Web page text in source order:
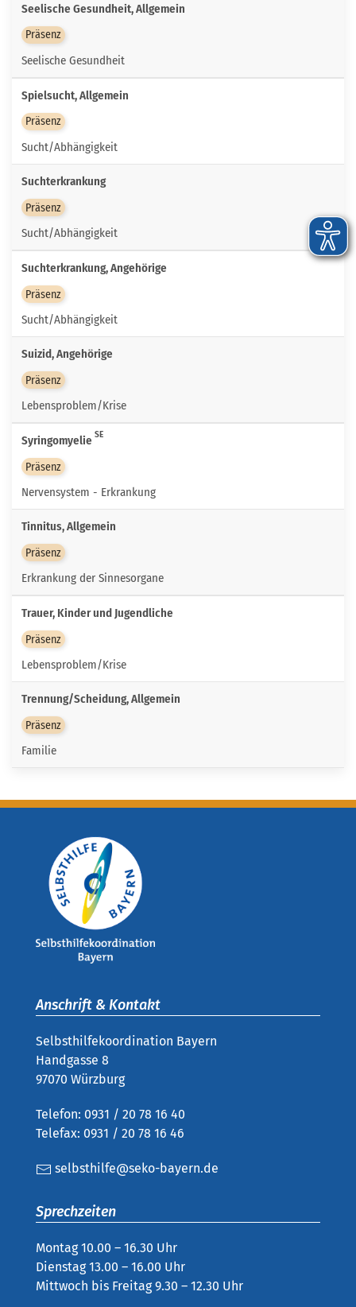
Seelische Gesundheit, Allgemein
Präsenz
Seelische Gesundheit
Spielsucht, Allgemein
Präsenz
Sucht/Abhängigkeit
Suchterkrankung
Präsenz
Sucht/Abhängigkeit
Suchterkrankung, Angehörige
Präsenz
Sucht/Abhängigkeit
Suizid, Angehörige
Präsenz
Lebensproblem/Krise
Syringomyelie SE
Präsenz
Nervensystem - Erkrankung
Tinnitus, Allgemein
Präsenz
Erkrankung der Sinnesorgane
Trauer, Kinder und Jugendliche
Präsenz
Lebensproblem/Krise
Trennung/Scheidung, Allgemein
Präsenz
Familie
Anschrift & Kontakt
Selbsthilfekoordination Bayern
Handgasse 8
97070 Würzburg
Telefon: 0931 / 20 78 16 40
Telefax: 0931 / 20 78 16 46
selbsthilfe@seko-bayern.de
Sprechzeiten
Montag 10.00 – 16.30 Uhr
Dienstag 13.00 – 16.00 Uhr
Mittwoch bis Freitag 9.30 – 12.30 Uhr